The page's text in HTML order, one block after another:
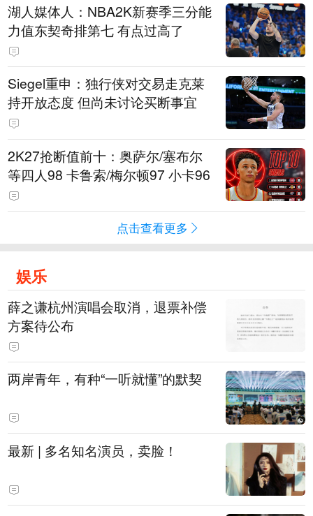
湖人媒体人：NBA2K新赛季三分能
力值东契奇排第七 有点过高了
Siegel重申：独行侠对交易走克莱
持开放态度 但尚未讨论买断事宜
2K27抢断值前十：奥萨尔/塞布尔
等四人98 卡鲁索/梅尔顿97 小卡96
点击查看更多
娱乐
薛之谦杭州演唱会取消，退票补偿
方案待公布
两岸青年，有种“一听就懂”的默契
最新 | 多名知名演员，卖脸！